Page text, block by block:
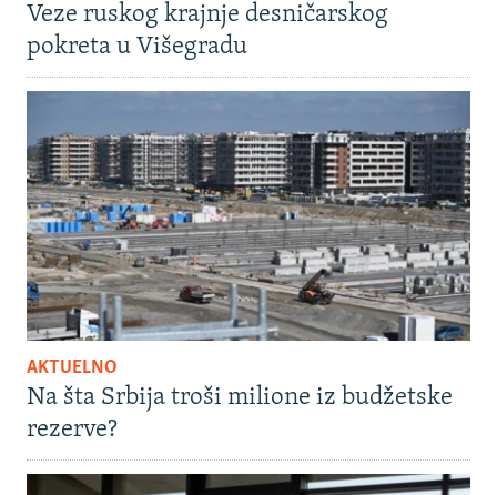
Veze ruskog krajnje desničarskog
pokreta u Višegradu
AKTUELNO
Na šta Srbija troši milione iz budžetske
rezerve?